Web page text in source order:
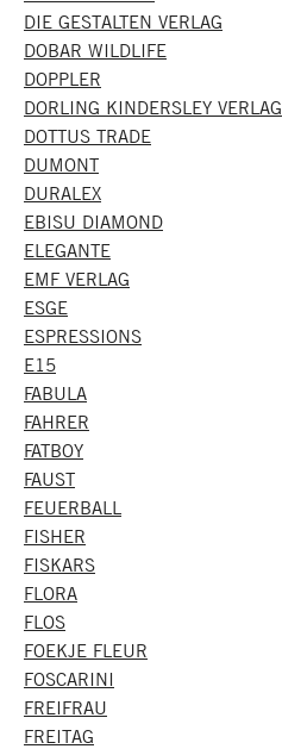
DIE GESTALTEN VERLAG
DOBAR WILDLIFE
DOPPLER
DORLING KINDERSLEY VERLAG
DOTTUS TRADE
DUMONT
DURALEX
EBISU DIAMOND
ELEGANTE
EMF VERLAG
ESGE
ESPRESSIONS
E15
FABULA
FAHRER
FATBOY
FAUST
FEUERBALL
FISHER
FISKARS
FLORA
FLOS
FOEKJE FLEUR
FOSCARINI
FREIFRAU
FREITAG